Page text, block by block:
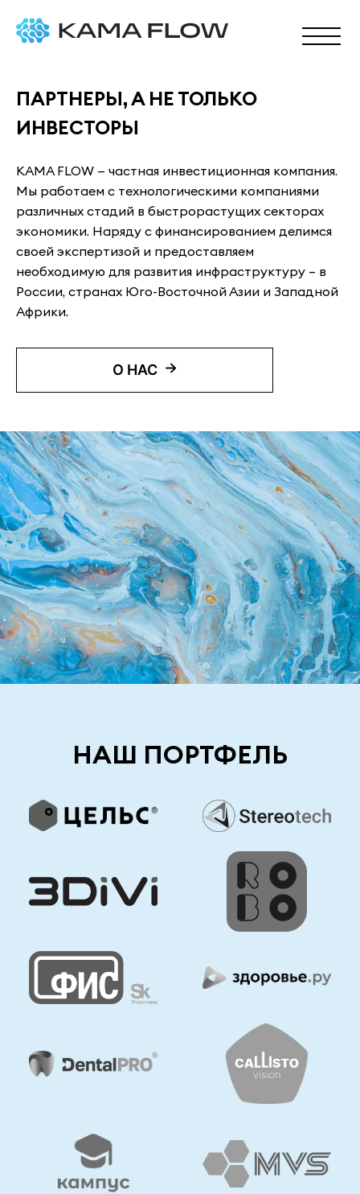
ПАРТНЕРЫ, А НЕ ТОЛЬКО
ИНВЕСТОРЫ
KAMA FLOW — частная инвестиционная компания.
Мы работаем с технологическими компаниями
различных стадий в быстрорастущих секторах
экономики. Наряду с финансированием делимся
своей экспертизой и предоставляем
необходимую для развития инфраструктуру – в
России, странах Юго-Восточной Азии и Западной
Африки.
О НАС →
НАШ ПОРТФЕЛЬ